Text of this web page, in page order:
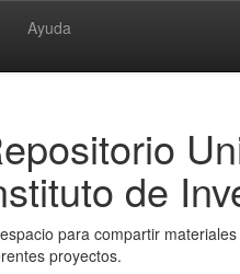
Ayuda
de
para compartir
proyectos.